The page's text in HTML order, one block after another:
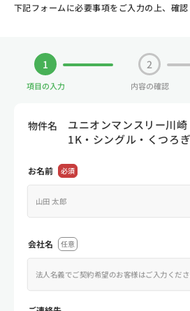
下記フォームに必要事項をご入力の上、確認
1
項目の入力
2
内容の確認
物件名
ユニオンマンスリー川
1K・シングル・くつろ
お名前 必須
会社名 任意